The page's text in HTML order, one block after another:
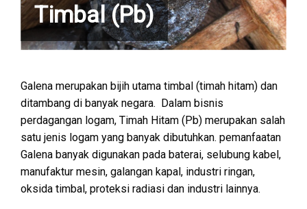
Timbal (Pb)
Galena merupakan bijih utama timbal (timah hitam) dan
ditambang di banyak negara. Dalam bisnis
perdagangan logam, Timah Hitam (Pb) merupakan salah
satu jenis logam yang banyak dibutuhkan. pemanfaatan
Galena banyak digunakan pada baterai, selubung kabel,
manufaktur mesin, galangan kapal, industri ringan,
oksida timbal, proteksi radiasi dan industri lainnya.